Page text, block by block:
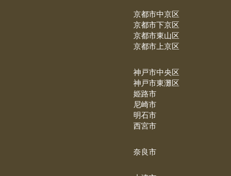
京都市中京区
京都市下京区
京都市東山区
京都市上京区
神戸市中央区
神戸市東灘区
姫路市
尼崎市
明石市
西宮市
奈良市